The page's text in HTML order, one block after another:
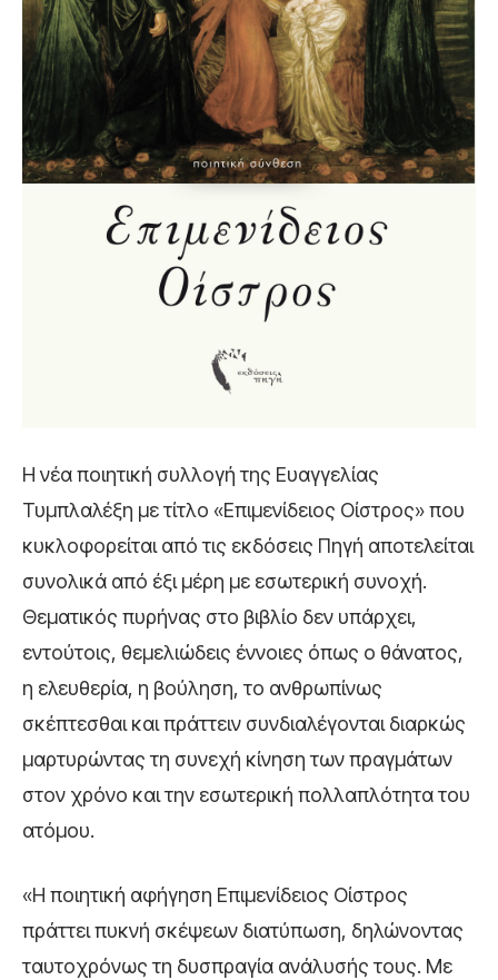
Η νέα ποιητική συλλογή της Ευαγγελίας
Τυμπλαλέξη με τίτλο «Επιμενίδειος Οίστρος» που
κυκλοφορείται από τις εκδόσεις Πηγή αποτελείται
συνολικά από έξι μέρη με εσωτερική συνοχή.
Θεματικός πυρήνας στο βιβλίο δεν υπάρχει,
εντούτοις, θεμελιώδεις έννοιες όπως ο θάνατος,
η ελευθερία, η βούληση, το ανθρωπίνως
σκέπτεσθαι και πράττειν συνδιαλέγονται διαρκώς
μαρτυρώντας τη συνεχή κίνηση των πραγμάτων
στον χρόνο και την εσωτερική πολλαπλότητα του
ατόμου.
«Η ποιητική αφήγηση Επιμενίδειος Οίστρος
πράττει πυκνή σκέψεων διατύπωση, δηλώνοντας
ταυτοχρόνως τη δυσπραγία ανάλυσής τους. Με